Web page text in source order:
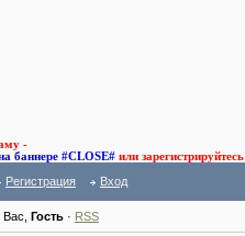
-
баннере #CLOSE# или зарегистрируйтесь
Регистрация Вход
Вас Гость · RSS